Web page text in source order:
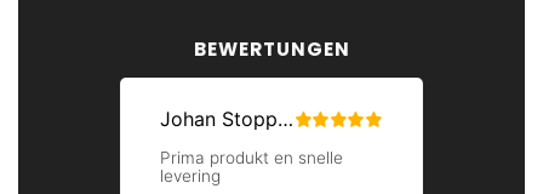
BEWERTUNGEN